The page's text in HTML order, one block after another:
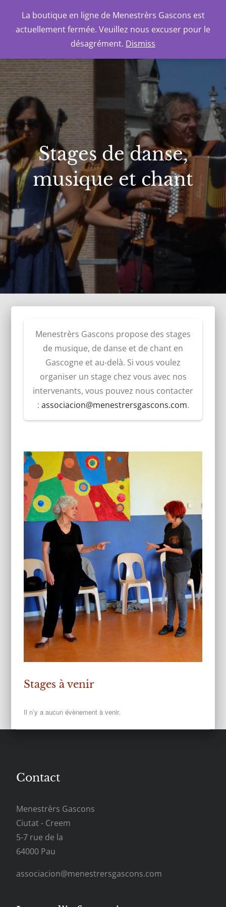
content
MENESTRÈRS GASCONS
Stages de danse,
musique et chant
Menestrèrs Gascons propose des stages
de musique, de danse et de chant en
Gascogne et au-delà. Si vous voulez
organiser un stage chez vous avec nos
intervenants, vous pouvez nous contacter
: associacion@menestrersgascons.com.
Stages à venir
Il n’y a aucun évènement à venir.
Contact
Menestrèrs Gascons
Ciutat - Creem
5-7 rue de la
64000 Pau
associacion@menestrersgascons.com
La boutique en ligne de Menestrèrs Gascons est
actuellement fermée. Veuillez nous excuser pour le
désagrément. Dismiss